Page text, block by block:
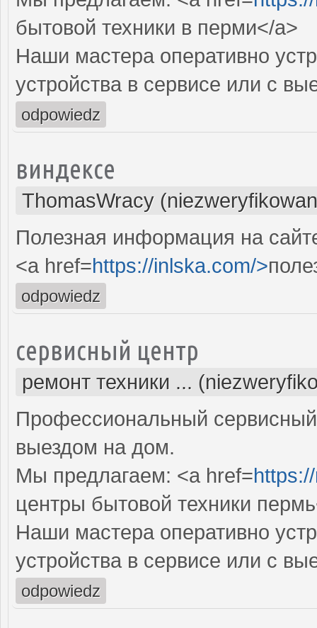
бытовой техники в перми</a>
Наши мастера оперативно
устройства в сервисе или с
odpowiedz
виндексе
ThomasWracy
Полезная информация на
<a href=https://inlska.com/>
odpowiedz
сервисный центр
ремонт техники ...
Профессиональный
выездом на дом.
Мы предлагаем: <a href=
центры бытовой техники
Наши мастера оперативно
устройства в сервисе или с
odpowiedz